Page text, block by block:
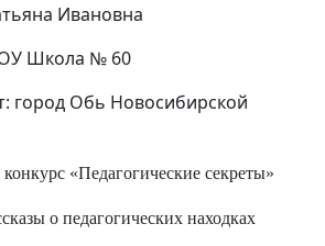
Ивановна
Школа № 60
город Обь Новосибирской
«Педагогические секреты»
о педагогических находках